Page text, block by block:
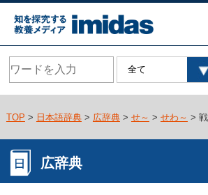
TOP > 日本語辞典> 広辞典> せ～ > せわ～ >
広辞典